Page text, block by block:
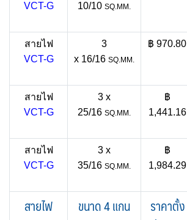
VCT-G
10/10 SQ.MM.
สายไฟ
VCT-G
3
x 16/16 SQ.MM.
฿ 970.80
สายไฟ
VCT-G
3 x
25/16 SQ.MM.
฿
1,441.16
สายไฟ
VCT-G
3 x
35/16 SQ.MM.
฿
1,984.29
สายไฟ ขนาด 4 แกน
ราคาตั้ง